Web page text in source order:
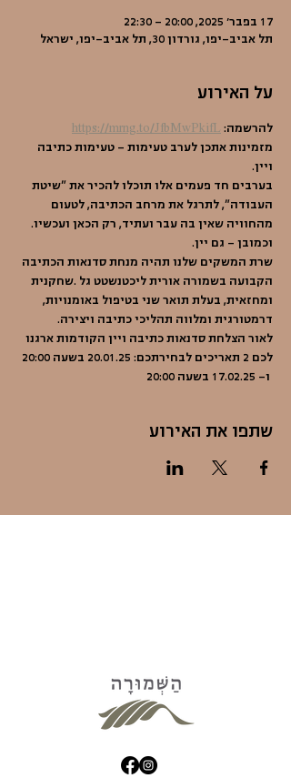
17 בפבר׳ 2025, 20:00 – 22:30
תל אביב-יפו, גורדון 30, תל אביב-יפו, ישראל
על האירוע
להרשמה: https://mrng.to/JfbMwPkifL
מזמינות אתכן לערב טעימות - טעימות כתיבה
ויין.
בערבים חד פעמים אלו תוכלו להכיר את "שיטת
העבודה", לתרגל את מרחב הכתיבה, לטעום
מהחוויה שאין בה עבר ועתיד, רק הכאן ועכשיו.
וכמובן - גם יין.
שרת המשקים שלנו תהיה מנחת סדנאות הכתיבה
הקבועה בשמורה אורית ליכטנשטט גל .שחקנית
ומחזאית, בעלת תואר שני בטיפול באומנויות,
דרמטורגית ומלווה תהליכי כתיבה ויצירה.
לאור הצלחת סדנאות כתיבה ויין הקודמות ארגנו
ו- 17.02.25 בשעה 20:00
שתפו את האירוע